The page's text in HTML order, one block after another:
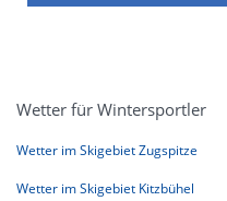
Wetter für Wintersportler
Wetter im Skigebiet Zugspitze
Wetter im Skigebiet Kitzbühel